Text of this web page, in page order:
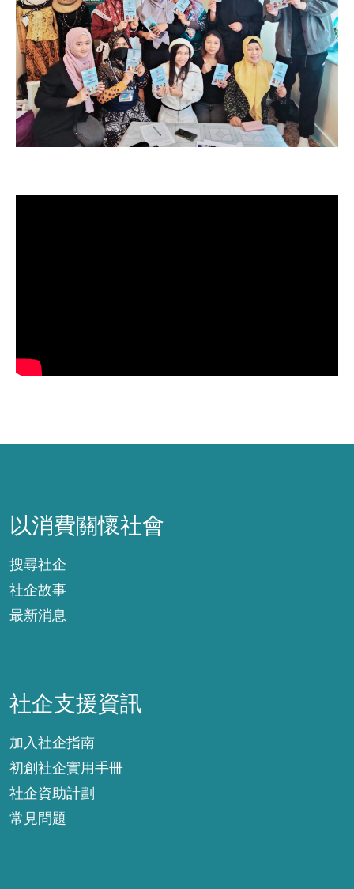
以消費關懷社會
搜尋社企
社企故事
最新消息
社企支援資訊
加入社企指南
初創社企實用手冊
社企資助計劃
常見問題